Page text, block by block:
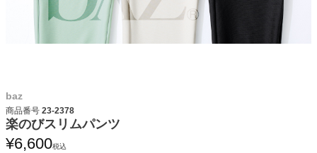
baz
商品番号 23-2378
楽のびスリムパンツ
¥6,600税込